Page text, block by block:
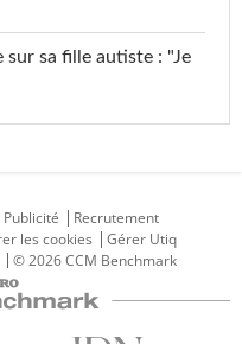
sur sa fille autiste : "Je
Publicité
Recrutement
les cookies
Gérer Utiq
© 2026 CCM Benchmark